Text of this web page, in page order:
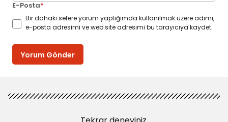
E-Posta*
Bir dahaki sefere yorum yaptığımda kullanılmak üzere adımı,
e-posta adresimi ve web site adresimi bu tarayıcıya kaydet.
Yorum Gönder